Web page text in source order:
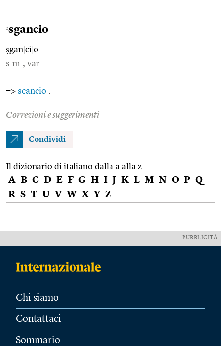
2sgancio
ṣgan cì o
s.m., var.
=> scancio
Correzioni e suggerimenti
Condividi
Il dizionario di italiano dalla a alla z
A B C D E F G H I J K L M N O P Q
R S T U V W X Y Z
PUBBLICITÀ
Chi siamo
Contattaci
Sommario